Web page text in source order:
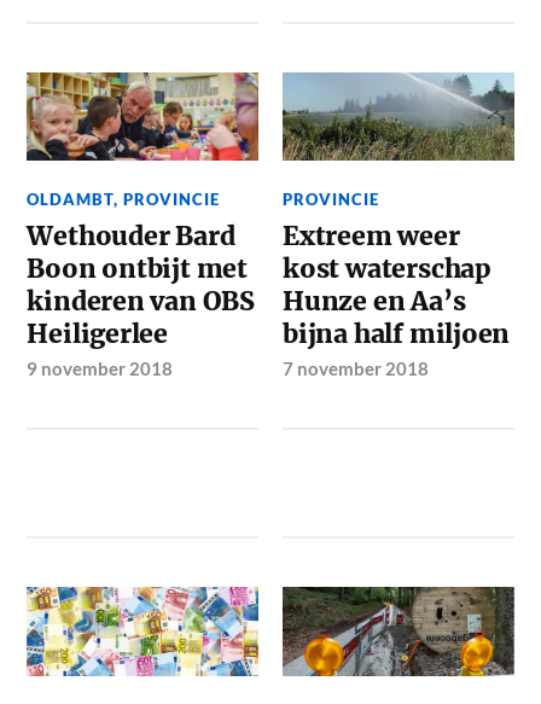
OLDAMBT,PROVINCIE
Wethouder Bard
Boon ontbijt met
kinderen van OBS
Heiligerlee
9 november 2018
PROVINCIE
Extreem weer
kost waterschap
Hunze en Aa’s
bijna half miljoen
7 november 2018